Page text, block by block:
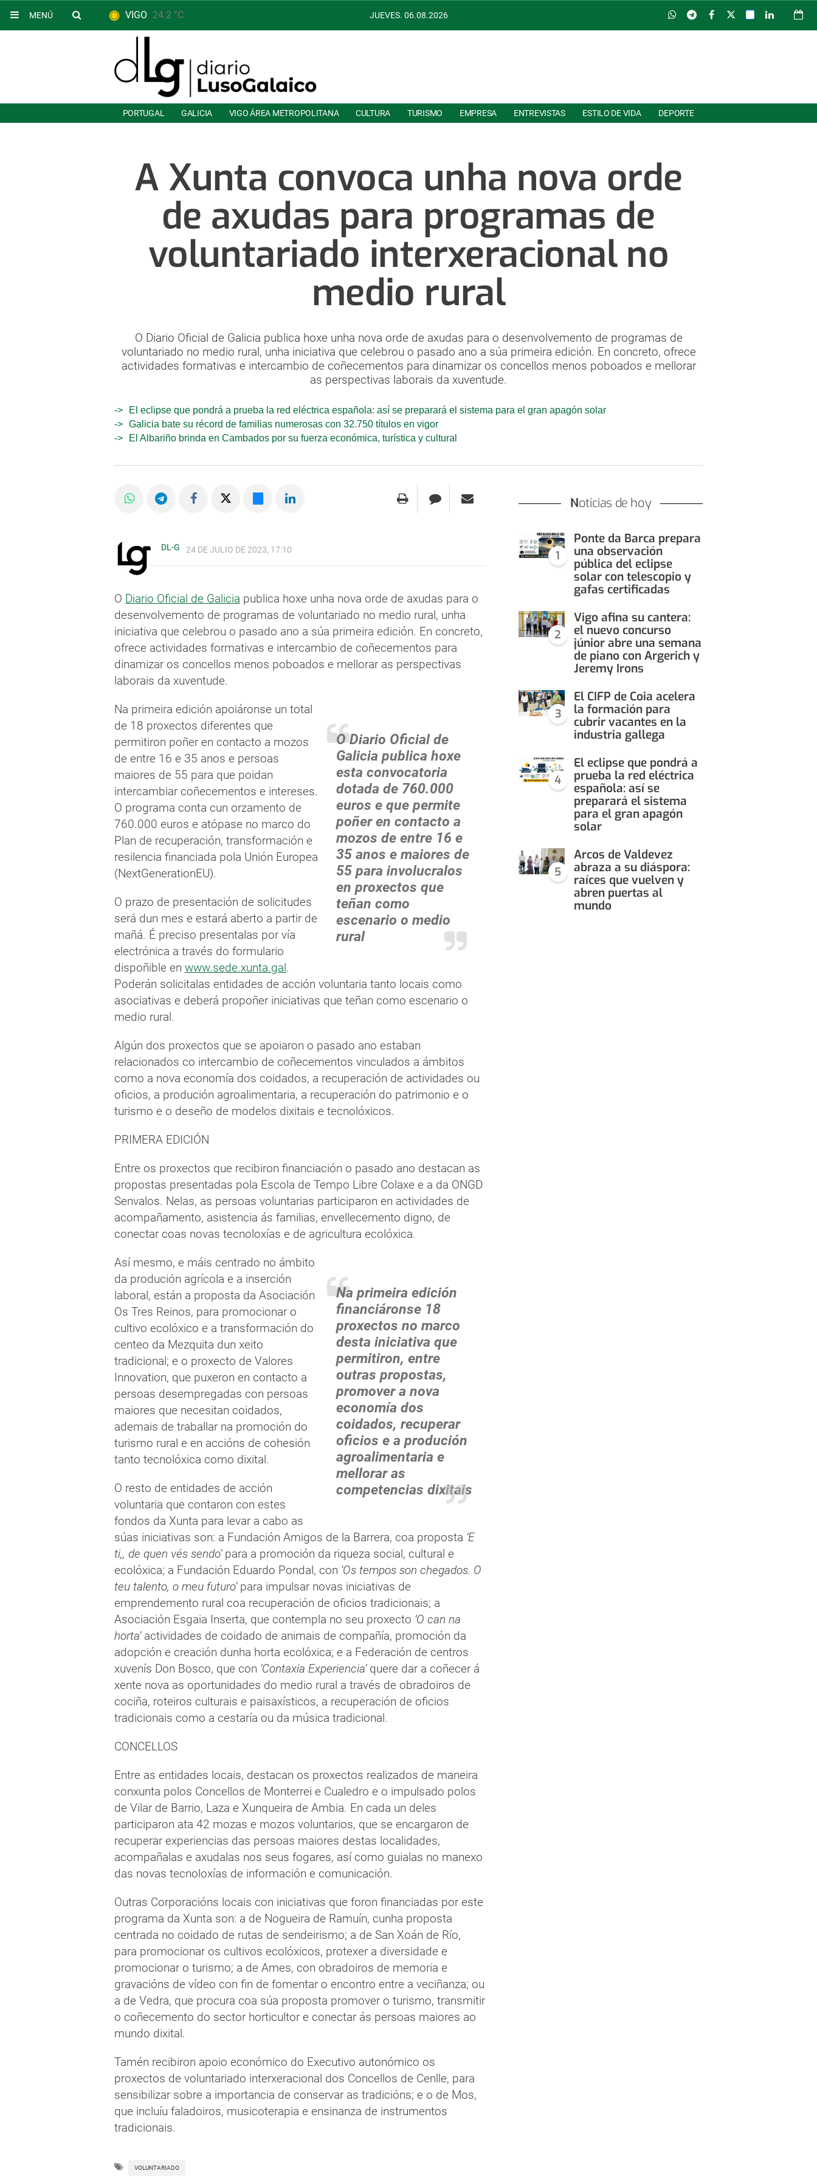
MENÚ VIGO 24.2 °C JUEVES. 06.08.2026
PORTUGAL GALICIA VIGO ÁREA METROPOLITANA CULTURA TURISMO EMPRESA ENTREVISTAS ESTILO DE VIDA DEPORTE
A Xunta convoca unha nova orde
de axudas para programas de
voluntariado interxeracional no
medio rural
O Diario Oficial de Galicia publica hoxe unha nova orde de axudas para o desenvolvemento de programas de
voluntariado no medio rural, unha iniciativa que celebrou o pasado ano a súa primeira edición. En concreto, ofrece
actividades formativas e intercambio de coñecementos para dinamizar os concellos menos poboados e mellorar
as perspectivas laborais da xuventude.
El eclipse que pondrá a prueba la red eléctrica española: así se preparará el sistema para el gran apagón solar
Galicia bate su récord de familias numerosas con 32.750 títulos en vigor
El Albariño brinda en Cambados por su fuerza económica, turística y cultural
DL-G 24 DE JULIO DE 2023, 17:10
O Diario Oficial de Galicia publica hoxe unha nova orde de axudas para o
desenvolvemento de programas de voluntariado no medio rural, unha
iniciativa que celebrou o pasado ano a súa primeira edición. En concreto,
ofrece actividades formativas e intercambio de coñecementos para
dinamizar os concellos menos poboados e mellorar as perspectivas
laborais da xuventude.
O Diario Oficial de
Galicia publica hoxe
esta convocatoria
dotada de 760.000
euros e que permite
poñer en contacto a
mozos de entre 16 e
35 anos e maiores de
55 para involucralos
en proxectos que
teñan como
escenario o medio
rural
Na primeira edición apoiáronse un total
de 18 proxectos diferentes que
permitiron poñer en contacto a mozos
de entre 16 e 35 anos e persoas
maiores de 55 para que poidan
intercambiar coñecementos e intereses.
O programa conta cun orzamento de
760.000 euros e atópase no marco do
Plan de recuperación, transformación e
resilencia financiada pola Unión Europea
(NextGenerationEU).
O prazo de presentación de solicitudes
será dun mes e estará aberto a partir de
mañá. É preciso presentalas por vía
electrónica a través do formulario
dispoñible en www.sede.xunta.gal.
Poderán solicitalas entidades de acción voluntaria tanto locais como
asociativas e deberá propoñer iniciativas que teñan como escenario o
medio rural.
Algún dos proxectos que se apoiaron o pasado ano estaban
relacionados co intercambio de coñecementos vinculados a ámbitos
como a nova economía dos coidados, a recuperación de actividades ou
oficios, a produción agroalimentaria, a recuperación do patrimonio e o
turismo e o deseño de modelos dixitais e tecnolóxicos.
PRIMERA EDICIÓN
Entre os proxectos que recibiron financiación o pasado ano destacan as
propostas presentadas pola Escola de Tempo Libre Colaxe e a da ONGD
Senvalos. Nelas, as persoas voluntarias participaron en actividades de
acompañamento, asistencia ás familias, envellecemento digno, de
conectar coas novas tecnoloxías e de agricultura ecolóxica.
Na primeira edición
financiáronse 18
proxectos no marco
desta iniciativa que
permitiron, entre
outras propostas,
promover a nova
economía dos
coidados, recuperar
oficios e a produción
agroalimentaria e
mellorar as
competencias dixitais
Así mesmo, e máis centrado no ámbito
da produción agrícola e a inserción
laboral, están a proposta da Asociación
Os Tres Reinos, para promocionar o
cultivo ecolóxico e a transformación do
centeo da Mezquita dun xeito
tradicional; e o proxecto de Valores
Innovation, que puxeron en contacto a
persoas desempregadas con persoas
maiores que necesitan coidados,
ademais de traballar na promoción do
turismo rural e en accións de cohesión
tanto tecnolóxica como dixital.
O resto de entidades de acción
voluntaria que contaron con estes
fondos da Xunta para levar a cabo as
súas iniciativas son: a Fundación Amigos de la Barrera, coa proposta ‘E
ti,, de quen vés sendo’para a promoción da riqueza social, cultural e
ecolóxica; a Fundación Eduardo Pondal, con ‘Os tempos son chegados. O
teu talento, o meu futuro’para impulsar novas iniciativas de
emprendemento rural coa recuperación de oficios tradicionais; a
Asociación Esgaia Inserta, que contempla no seu proxecto ‘O can na
horta’actividades de coidado de animais de compañía, promoción da
adopción e creación dunha horta ecolóxica; e a Federación de centros
xuvenís Don Bosco, que con ‘Contaxia Experiencia’quere dar a coñecer á
xente nova as oportunidades do medio rural a través de obradoiros de
cociña, roteiros culturais e paisaxísticos, a recuperación de oficios
tradicionais como a cestaría ou da música tradicional.
CONCELLOS
Entre as entidades locais, destacan os proxectos realizados de maneira
conxunta polos Concellos de Monterrei e Cualedro e o impulsado polos
de Vilar de Barrio, Laza e Xunqueira de Ambia. En cada un deles
participaron ata 42 mozas e mozos voluntarios, que se encargaron de
recuperar experiencias das persoas maiores destas localidades,
acompañalas e axudalas nos seus fogares, así como guialas no manexo
das novas tecnoloxías de información e comunicación.
Outras Corporacións locais con iniciativas que foron financiadas por este
programa da Xunta son: a de Nogueira de Ramuín, cunha proposta
centrada no coidado de rutas de sendeirismo; a de San Xoán de Río,
para promocionar os cultivos ecolóxicos, protexer a diversidade e
promocionar o turismo; a de Ames, con obradoiros de memoria e
gravacións de vídeo con fin de fomentar o encontro entre a veciñanza; ou
a de Vedra, que procura coa súa proposta promover o turismo, transmitir
o coñecemento do sector horticultor e conectar ás persoas maiores ao
mundo dixital.
Tamén recibiron apoio económico do Executivo autonómico os
proxectos de voluntariado interxeracional dos Concellos de Cenlle, para
sensibilizar sobre a importancia de conservar as tradicións; e o de Mos,
que incluíu faladoiros, musicoterapia e ensinanza de instrumentos
tradicionais.
VOLUNTARIADO
Noticias de hoy
1
Ponte da Barca prepara
una observación
pública del eclipse
solar con telescopio y
gafas certificadas
2
Vigo afina su cantera:
el nuevo concurso
júnior abre una semana
de piano con Argerich y
Jeremy Irons
3
El CIFP de Coia acelera
la formación para
cubrir vacantes en la
industria gallega
4
El eclipse que pondrá a
prueba la red eléctrica
española: así se
preparará el sistema
para el gran apagón
solar
5
Arcos de Valdevez
abraza a su diáspora:
raíces que vuelven y
abren puertas al
mundo